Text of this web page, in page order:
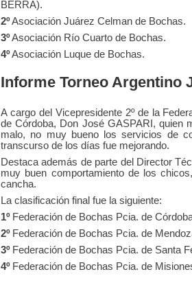
BERRA).
2ºAsociación Juárez Celman de Bochas.
3ºAsociación Río Cuarto de Bochas.
4ºAsociación Luque de Bochas.
Informe Torneo Argentino
A cargo del Vicepresidente 2º de la
de Córdoba, Don José GASPARI, quien
malo, no muy bueno los servicios de
transcurso de los días fue mejorando.
Destaca además de parte del Director
muy buen comportamiento de los
cancha.
La clasificación final fue la siguiente:
1ºFederación de Bochas Pcia. de
2ºFederación de Bochas Pcia. de
3ºFederación de Bochas Pcia. de Santa
4ºFederación de Bochas Pcia. de